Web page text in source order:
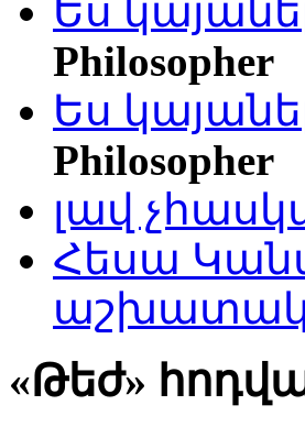
Ես
Philosopher
Ես
Philosopher
լավ
Հեսա
«Թեժ»